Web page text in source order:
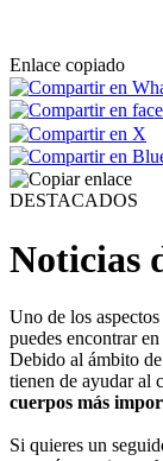
Enlace copiado
DESTACADOS
Noticias
Uno de los
puedes encontrar
Debido al ámbito
tienen de ayudar al
cuerpos más
Si quieres un